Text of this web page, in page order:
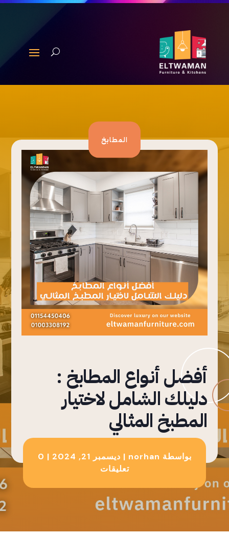
المطابخ
أفضل أنواع المطابخ :
دليلك الشامل لاختيار
المطبخ المثالي
بواسطة norhan
| ديسمبر 21, 2024 |
0
تعليقات